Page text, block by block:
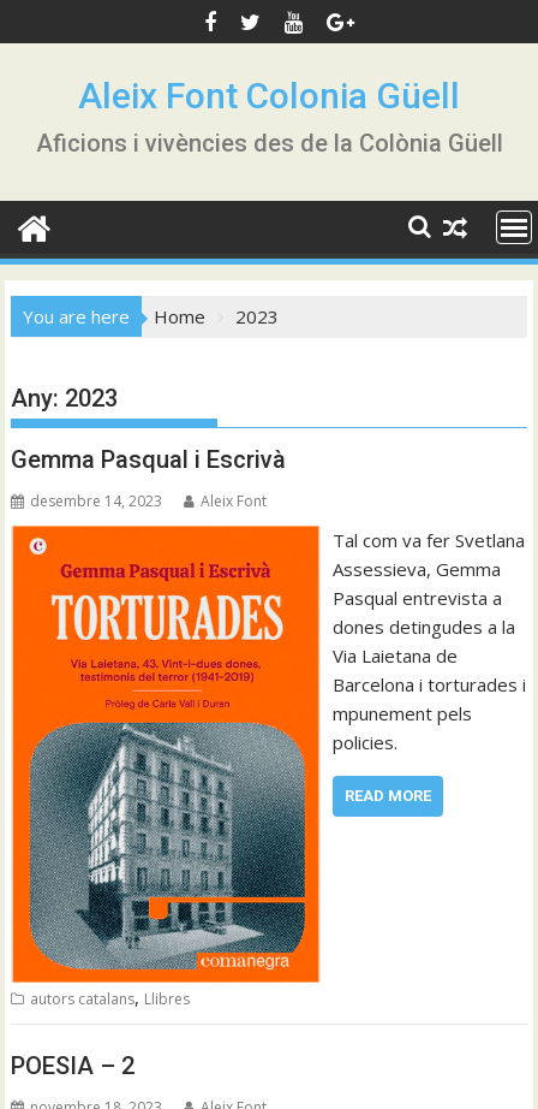
to
Aleix Font Colonia Güell
Aficions i vivències des de la Colònia Güell
You are here Home 2023
Any: 2023
Gemma Pasqual i Escrivà
desembre 14, 2023 Aleix Font
Tal com va fer Svetlana
Assessieva, Gemma
Pasqual entrevista a
dones detingudes a la
Via Laietana de
Barcelona i torturades i
mpunement pels
policies.
READ MORE
autors catalans, Llibres
POESIA – 2